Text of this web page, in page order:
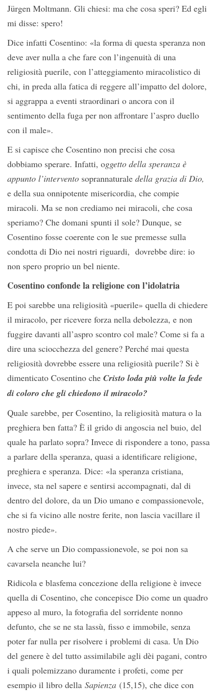
Jürgen Moltmann. Gli chiesi: ma che cosa speri? Ed egli
mi disse: spero!
Dice infatti Cosentino: «la forma di questa speranza non
deve aver nulla a che fare con l’ingenuità di una
religiosità puerile, con l’atteggiamento miracolistico di
chi, in preda alla fatica di reggere all’impatto del dolore,
si aggrappa a eventi straordinari o ancora con il
sentimento della fuga per non affrontare l’aspro duello
con il male».
E si capisce che Cosentino non precisi che cosa
dobbiamo sperare. Infatti, oggetto della speranza è
appunto l’intervento soprannaturale della grazia di Dio,
e della sua onnipotente misericordia, che compie
miracoli. Ma se non crediamo nei miracoli, che cosa
speriamo? Che domani spunti il sole? Dunque, se
Cosentino fosse coerente con le sue premesse sulla
condotta di Dio nei nostri riguardi, dovrebbe dire: io
non spero proprio un bel niente.
Cosentino confonde la religione con l’idolatria
E poi sarebbe una religiosità «puerile» quella di chiedere
il miracolo, per ricevere forza nella debolezza, e non
fuggire davanti all’aspro scontro col male? Come si fa a
dire una sciocchezza del genere? Perché mai questa
religiosità dovrebbe essere una religiosità puerile? Si è
dimenticato Cosentino che Cristo loda più volte la fede
di coloro che gli chiedono il miracolo?
Quale sarebbe, per Cosentino, la religiosità matura o la
preghiera ben fatta? È il grido di angoscia nel buio, del
quale ha parlato sopra? Invece di rispondere a tono, passa
a parlare della speranza, quasi a identificare religione,
preghiera e speranza. Dice: «la speranza cristiana,
invece, sta nel sapere e sentirsi accompagnati, dal di
dentro del dolore, da un Dio umano e compassionevole,
che si fa vicino alle nostre ferite, non lascia vacillare il
nostro piede».
A che serve un Dio compassionevole, se poi non sa
cavarsela neanche lui?
Ridicola e blasfema concezione della religione è invece
quella di Cosentino, che concepisce Dio come un quadro
appeso al muro, la fotografia del sorridente nonno
defunto, che se ne sta lassù, fisso e immobile, senza
poter far nulla per risolvere i problemi di casa. Un Dio
del genere è del tutto assimilabile agli dèi pagani, contro
i quali polemizzano duramente i profeti, come per
esempio il libro della Sapienza (15,15), che dice con